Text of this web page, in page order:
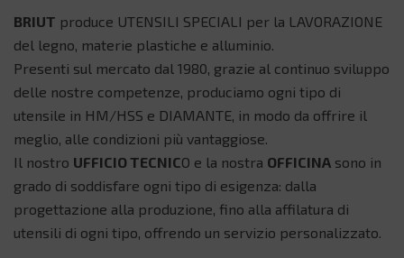
BRIUT produce UTENSILI SPECIALI per la LAVORAZIONE
del legno, materie plastiche e alluminio.
Presenti sul mercato dal 1980, grazie al continuo sviluppo
delle nostre competenze, produciamo ogni tipo di
utensile in HM/HSS e DIAMANTE, in modo da offrire il
meglio, alle condizioni più vantaggiose.
Il nostro UFFICIO TECNICO e la nostra OFFICINA sono in
grado di soddisfare ogni tipo di esigenza: dalla
progettazione alla produzione, fino alla affilatura di
utensili di ogni tipo, offrendo un servizio personalizzato.